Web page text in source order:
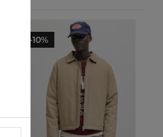
-10%